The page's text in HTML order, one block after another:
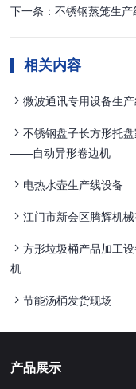
下一条：不锈钢蒸笼生产
相关内容
微波通讯专用设备生
不锈钢盘子长方形托
——自动异形卷边机
电热水壶生产线设备
江门市新会区腾辉机
方形垃圾桶产品加工
机
节能汤桶发货现场
产品展示